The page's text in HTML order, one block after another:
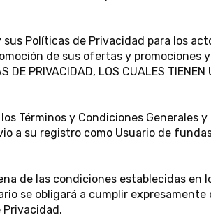
Políticas de Privacidad para los
de sus ofertas y promociones y
DE PRIVACIDAD, LOS CUALES
Términos y Condiciones Generales
a su registro como Usuario de
de las condiciones establecidas en
se obligará a cumplir expresamente
Privacidad.